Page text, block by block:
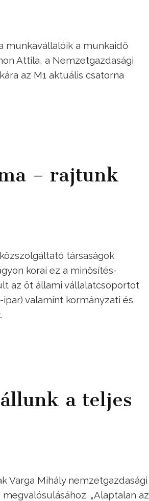
munkavállalóik a munkaidő
Attila, a Nemzetgazdasági
az M1 aktuális csatorna
– rajtunk
társaságok
korai ez a minősítés-
az öt állami vállalatcsoportot
valamint kormányzati és
a teljes
Varga Mihály nemzetgazdasági
„Alaptalan az